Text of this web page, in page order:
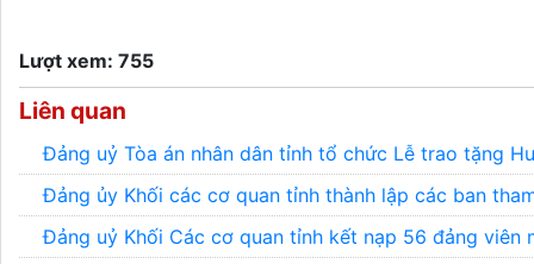
Lượt xem: 755
Liên quan
Đảng uỷ Tòa án nhân dân tỉnh tổ chức Lễ trao tặng
Đảng ủy Khối các cơ quan tỉnh thành lập các ban
Đảng uỷ Khối Các cơ quan tỉnh kết nạp 56 đảng